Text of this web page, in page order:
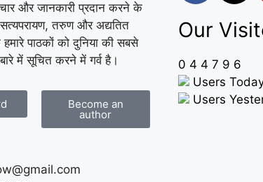
और जानकारी प्रदान करने के
सत्यपरायण, तरुण और अद्यतित
पाठकों को दुनिया की सबसे
में सूचित करने में गर्व है।
Become an
author
Our
0 4 4 7 9 6
Users
Users